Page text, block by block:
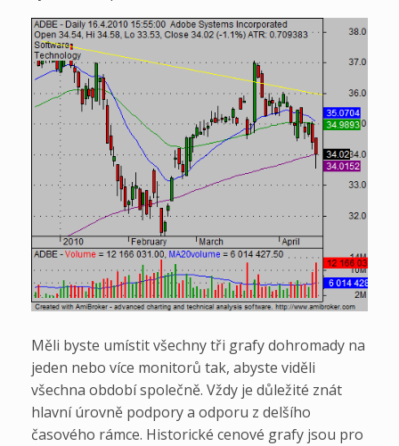
Měli byste umístit všechny tři grafy dohromady na
jeden nebo více monitorů tak, abyste viděli
všechna období společně. Vždy je důležité znát
hlavní úrovně podpory a odporu z delšího
časového rámce. Historické cenové grafy jsou pro